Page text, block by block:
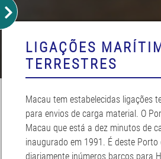
LIGAÇÕES
TERRESTRES
Macau tem estabelecidas ligações
para envios de carga material. O
Macau que está a dez minutos de
inaugurado em 1991. É deste Porto
diariamente inúmeros barcos para